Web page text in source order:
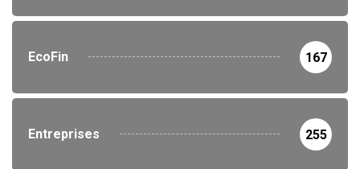
EcoFin 167
Entreprises 255